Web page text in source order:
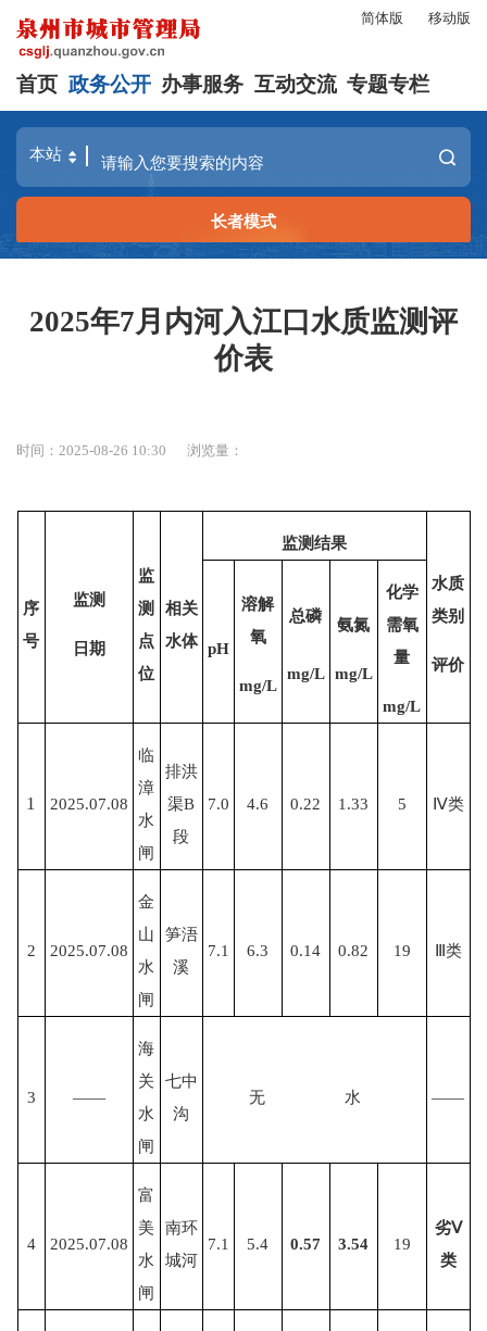
简体版 移动版
首页 政务公开 办事服务 互动交流 专题专栏
长者模式
2025年7月内河入江口水质监测评
价表
时间：2025-08-26 10:30 浏览量：
序
号
监测
日期
监
测
点
位
相关
水体
监测结果
水质
类别
评价
pH
溶解
氧
mg/L
总磷
mg/L
氨氮
mg/L
化学
需氧
量
mg/L
1 2025.07.08
临
漳
水
闸
排洪
渠B
段
7.0 4.6 0.22 1.33 5 Ⅳ类
2 2025.07.08
金
山
水
闸
笋浯
溪
7.1 6.3 0.14 0.82 19 Ⅲ类
3 ——
海
关
水
闸
七中
沟
无 水 ——
4 2025.07.08
富
美
水
闸
南环
城河
7.1 5.4 0.57 3.54 19
劣Ⅴ
类